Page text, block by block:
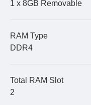
1 x 8GB Removable
RAM Type
DDR4
Total RAM Slot
2